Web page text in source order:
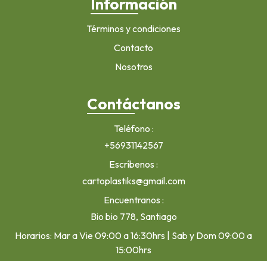
Términos y condiciones
Contacto
Nosotros
Contáctanos
Teléfono
+56931142567
Escríbenos
cartoplastiks@gmail.com
Encuentranos
Bio bio 778, Santiago
Horarios: Mar a Vie 09:00 a 16:30hrs | Sab y Dom 09:00 a
15:00hrs